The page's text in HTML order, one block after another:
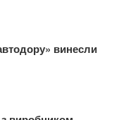
винесли